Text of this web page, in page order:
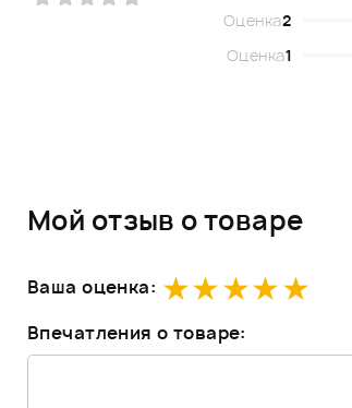
Оценка2
Оценка1
Мой отзыв о товаре
Ваша оценка:
Впечатления о товаре: